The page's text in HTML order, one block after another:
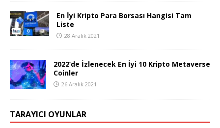
En İyi Kripto Para Borsası Hangisi Tam
Liste
28 Aralık 2021
2022’de İzlenecek En İyi 10 Kripto Metaverse
Coinler
26 Aralık 2021
TARAYICI OYUNLAR